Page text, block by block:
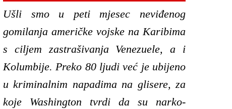
Ušli smo u peti mjesec neviđenog
gomilanja američke vojske na Karibima
s ciljem zastrašivanja Venezuele, a i
Kolumbije. Preko 80 ljudi već je ubijeno
u kriminalnim napadima na glisere, za
koje Washington tvrdi da su narko-